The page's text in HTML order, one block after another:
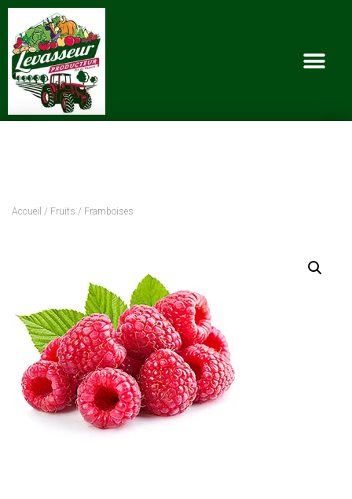
Accueil / Fruits / Framboises